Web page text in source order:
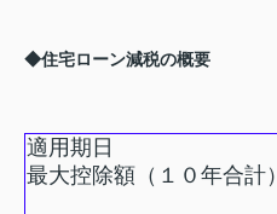
◆住宅ローン減税の概要
適用期日
最大控除額（１０年合計）